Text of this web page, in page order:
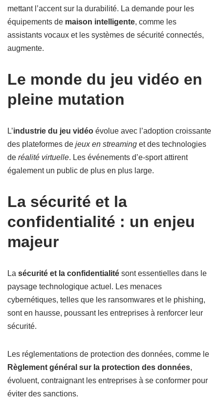
mettant l’accent sur la durabilité. La demande pour les
équipements de maison intelligente, comme les
assistants vocaux et les systèmes de sécurité connectés,
augmente.
Le monde du jeu vidéo en
pleine mutation
L’industrie du jeu vidéo évolue avec l’adoption croissante
des plateformes de jeux en streaming et des technologies
de réalité virtuelle. Les événements d’e-sport attirent
également un public de plus en plus large.
La sécurité et la
confidentialité : un enjeu
majeur
La sécu­rité et la confidentialité sont essentielles dans le
paysage technologique actuel. Les menaces
cybernétiques, telles que les ransomwares et le phishing,
sont en hausse, poussant les entreprises à renforcer leur
sécurité.
Les réglementations de protection des données, comme le
Règlement général sur la protection des données,
évoluent, contraignant les entreprises à se conformer pour
éviter des sanctions.